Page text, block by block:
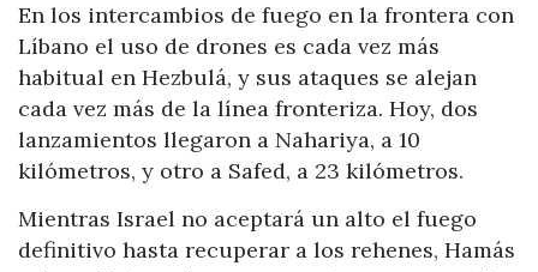
En los intercambios de fuego en la frontera con
Líbano el uso de drones es cada vez más
habitual en Hezbulá, y sus ataques se alejan
cada vez más de la línea fronteriza. Hoy, dos
lanzamientos llegaron a Nahariya, a 10
kilómetros, y otro a Safed, a 23 kilómetros.
Mientras Israel no aceptará un alto el fuego
definitivo hasta recuperar a los rehenes, Hamás